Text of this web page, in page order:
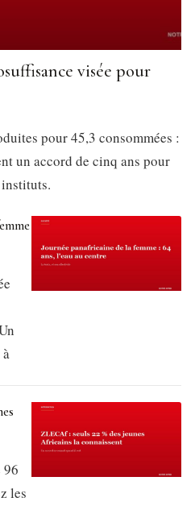
visée pour
pour 45,3 consommées :
un accord de cinq ans pour
96
les